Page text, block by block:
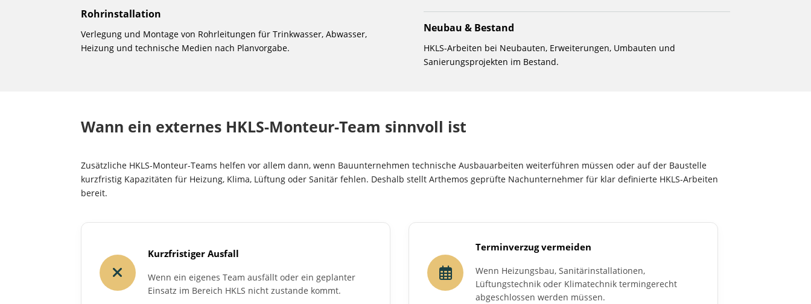
Rohrinstallation
Verlegung und Montage von Rohrleitungen für Trinkwasser, Abwasser,
Heizung und technische Medien nach Planvorgabe.
Neubau & Bestand
HKLS-Arbeiten bei Neubauten, Erweiterungen, Umbauten und
Sanierungsprojekten im Bestand.
Wann ein externes HKLS-Monteur-Team sinnvoll ist
Zusätzliche HKLS-Monteur-Teams helfen vor allem dann, wenn Bauunternehmen technische Ausbauarbeiten weiterführen müssen oder auf der Baustelle
kurzfristig Kapazitäten für Heizung, Klima, Lüftung oder Sanitär fehlen. Deshalb stellt Arthemos geprüfte Nachunternehmer für klar definierte HKLS-Arbeiten
bereit.
Kurzfristiger Ausfall
Wenn ein eigenes Team ausfällt oder ein geplanter
Einsatz im Bereich HKLS nicht zustande kommt.
Terminverzug vermeiden
Wenn Heizungsbau, Sanitärinstallationen,
Lüftungstechnik oder Klimatechnik termingerecht
abgeschlossen werden müssen.